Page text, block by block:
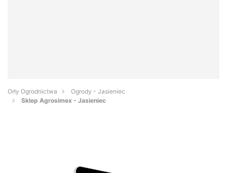
Orły Ogrodnictwa
Ogrody - Jasieniec
Sklep Agrosimex - Jasieniec